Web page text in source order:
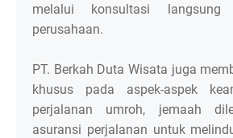
melalui konsultasi
perusahaan.
PT. Berkah Duta Wisata juga
khusus pada aspek-aspek
perjalanan umroh, jemaah
asuransi perjalanan untuk